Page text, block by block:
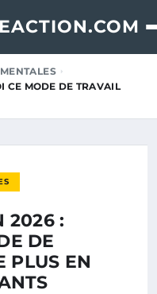
CE MODE DE TRAVAIL
2026 :
DE
PLUS EN